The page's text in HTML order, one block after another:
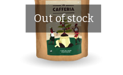
Out of stock